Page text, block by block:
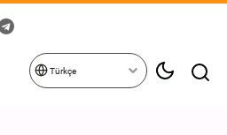
Türkçe